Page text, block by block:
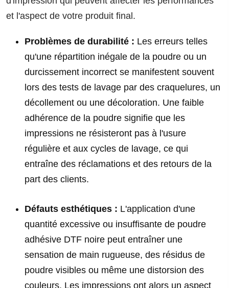
et l'aspect de votre produit final.
Problèmes de durabilité : Les erreurs telles
qu'une répartition inégale de la poudre ou un
durcissement incorrect se manifestent souvent
lors des tests de lavage par des craquelures, un
décollement ou une décoloration. Une faible
adhérence de la poudre signifie que les
impressions ne résisteront pas à l'usure
régulière et aux cycles de lavage, ce qui
entraîne des réclamations et des retours de la
part des clients.
Défauts esthétiques : L'application d'une
quantité excessive ou insuffisante de poudre
adhésive DTF noire peut entraîner une
sensation de main rugueuse, des résidus de
poudre visibles ou même une distorsion des
couleurs. Les impressions ont alors un aspect